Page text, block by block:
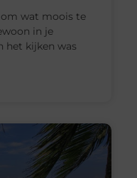
wat moois te
in je
het kijken was